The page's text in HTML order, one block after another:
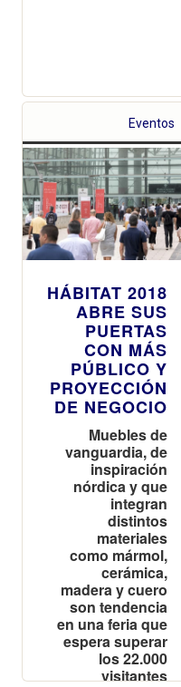
Eventos
HÁBITAT 2018
ABRE SUS
PUERTAS
CON MÁS
PÚBLICO Y
PROYECCIÓN
DE NEGOCIO
Muebles de
vanguardia, de
inspiración
nórdica y que
integran
distintos
materiales
como mármol,
cerámica,
madera y cuero
son tendencia
en una feria que
espera superar
los 22.000
visitantes